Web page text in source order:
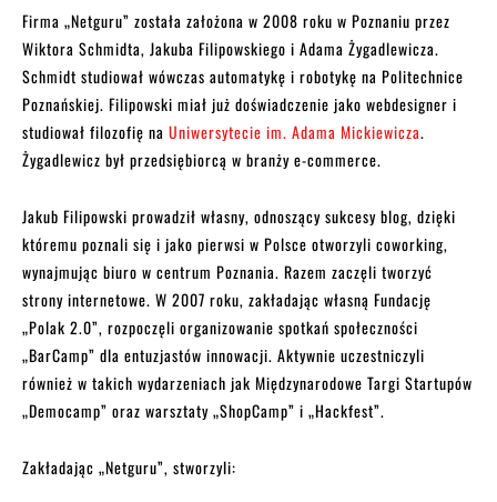
Firma „Netguru” została założona w 2008 roku w Poznaniu przez
Wiktora Schmidta, Jakuba Filipowskiego i Adama Żygadlewicza.
Schmidt studiował wówczas automatykę i robotykę na Politechnice
Poznańskiej. Filipowski miał już doświadczenie jako webdesigner i
studiował filozofię na Uniwersytecie im. Adama Mickiewicza.
Żygadlewicz był przedsiębiorcą w branży e-commerce.
Jakub Filipowski prowadził własny, odnoszący sukcesy blog, dzięki
któremu poznali się i jako pierwsi w Polsce otworzyli coworking,
wynajmując biuro w centrum Poznania. Razem zaczęli tworzyć
strony internetowe. W 2007 roku, zakładając własną Fundację
„Polak 2.0”, rozpoczęli organizowanie spotkań społeczności
„BarCamp” dla entuzjastów innowacji. Aktywnie uczestniczyli
również w takich wydarzeniach jak Międzynarodowe Targi Startupów
„Democamp” oraz warsztaty „ShopCamp” i „Hackfest”.
Zakładając „Netguru”, stworzyli: